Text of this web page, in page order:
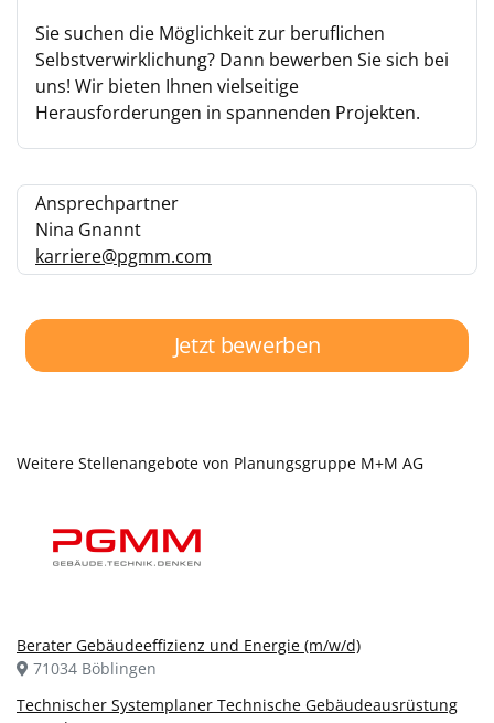
Sie suchen die Möglichkeit zur beruflichen
Selbstverwirklichung? Dann bewerben Sie sich bei
uns! Wir bieten Ihnen vielseitige
Herausforderungen in spannenden Projekten.
Ansprechpartner
Nina Gnannt
karriere@pgmm.com
Jetzt bewerben
Weitere Stellenangebote von Planungsgruppe M+M AG
Berater Gebäudeeffizienz und Energie (m/w/d)
71034 Böblingen
Technischer Systemplaner Technische Gebäudeausrüstung